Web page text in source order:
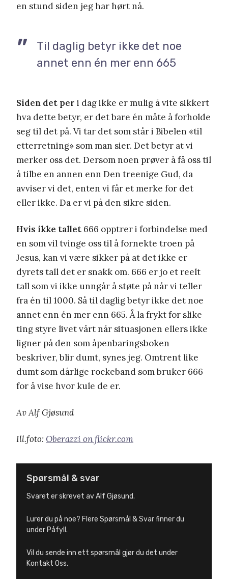
en stund siden jeg har hørt nå.
Til daglig betyr ikke det noe
annet enn én mer enn 665
Siden det per i dag ikke er mulig å vite sikkert
hva dette betyr, er det bare én måte å forholde
seg til det på. Vi tar det som står i Bibelen «til
etterretning» som man sier. Det betyr at vi
merker oss det. Dersom noen prøver å få oss til
å tilbe en annen enn Den treenige Gud, da
avviser vi det, enten vi får et merke for det
eller ikke. Da er vi på den sikre siden.
Hvis ikke tallet 666 opptrer i forbindelse med
en som vil tvinge oss til å fornekte troen på
Jesus, kan vi være sikker på at det ikke er
dyrets tall det er snakk om. 666 er jo et reelt
tall som vi ikke unngår å støte på når vi teller
fra én til 1000. Så til daglig betyr ikke det noe
annet enn én mer enn 665. Å la frykt for slike
ting styre livet vårt når situasjonen ellers ikke
ligner på den som åpenbaringsboken
beskriver, blir dumt, synes jeg. Omtrent like
dumt som dårlige rockeband som bruker 666
for å vise hvor kule de er.
Av Alf Gjøsund
Ill.foto: Oberazzi on flickr.com
Spørsmål & svar
Svaret er skrevet av Alf Gjøsund.
Lurer du på noe? Flere Spørsmål & Svar finner du
under Påfyll.
Vil du sende inn ett spørsmål gjør du det under
Kontakt Oss.